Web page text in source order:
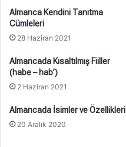
Almanca Kendini Tanıtma
Cümleleri
28 Haziran 2021
Almancada Kısaltılmış Fiiller
(habe – hab’)
2 Haziran 2021
Almancada İsimler ve Özellikleri
20 Aralık 2020